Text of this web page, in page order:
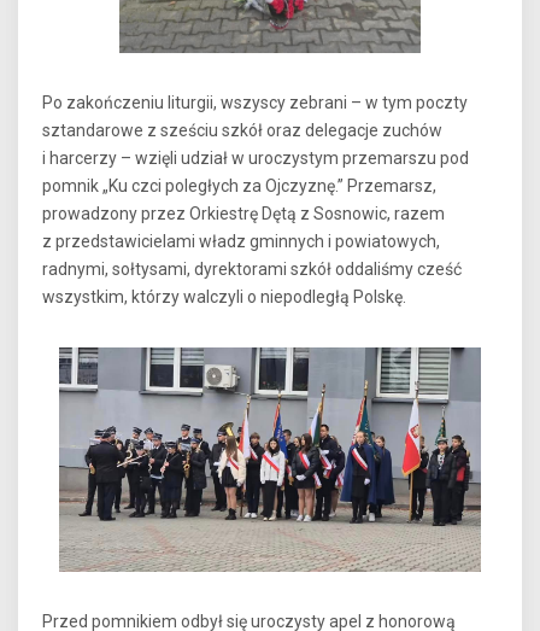
Po zakończeniu liturgii, wszyscy zebrani – w tym poczty
sztandarowe z sześciu szkół oraz delegacje zuchów
i harcerzy – wzięli udział w uroczystym przemarszu pod
pomnik „Ku czci poległych za Ojczyznę.” Przemarsz,
prowadzony przez Orkiestrę Dętą z Sosnowic, razem
z przedstawicielami władz gminnych i powiatowych,
radnymi, sołtysami, dyrektorami szkół oddaliśmy cześć
wszystkim, którzy walczyli o niepodległą Polskę.
Przed pomnikiem odbył się uroczysty apel z honorową